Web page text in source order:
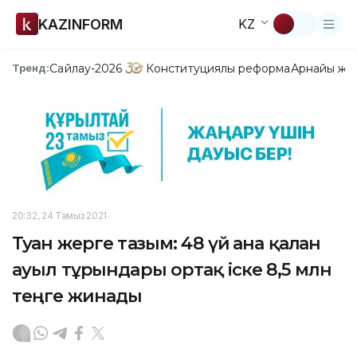
KAZINFORM KZ
Тренд:Сайлау-2026 Конституциялық реформаАрнайы
20:32, 24 Тамыз 2021
Туған жерге тағзым: 48 үй ғана қалған
ауыл тұрғындары ортақ іске 8,5 млн
теңге жинады